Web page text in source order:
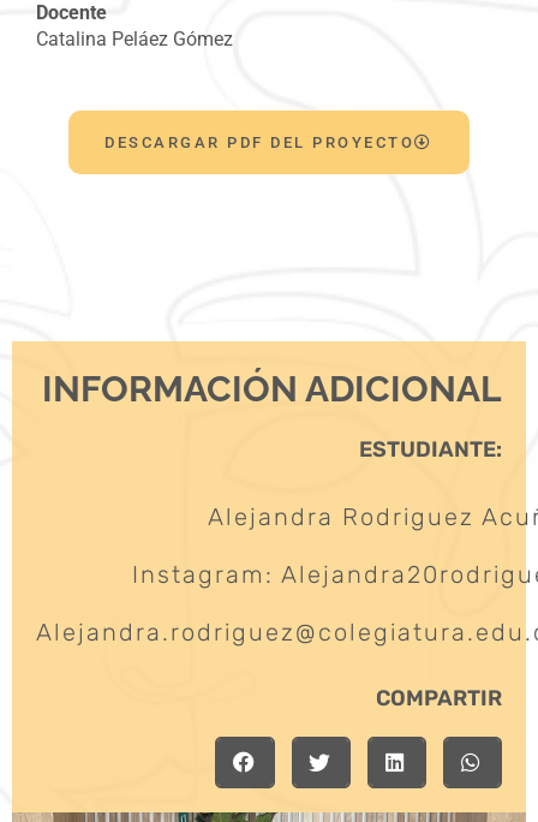
Docente
Catalina Peláez Gómez
DESCARGAR PDF DEL PROYECTO
INFORMACIÓN ADICIONAL
ESTUDIANTE:
Alejandra Rodriguez
Instagram:
COMPARTIR